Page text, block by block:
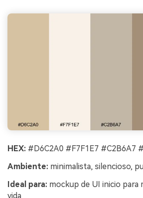
HEX: #D6C2A0 #F7F1E7 #C2B6A7
Ambiente: minimalista, silencioso,
Ideal para: mockup de UI inicio para
vida